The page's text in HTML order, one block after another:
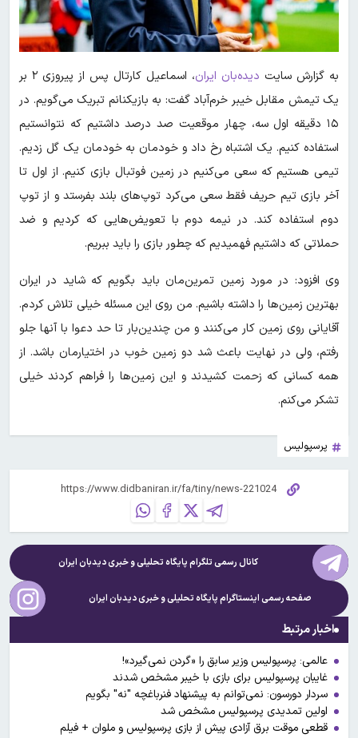
به گزارش سایت دیده‌بان ایران
، اسماعیل کارتال پس از پیروزی ۲ بر
یک تیمش مقابل خیبر خرم‌آباد گفت: به بازیکنانم تبریک می‌گویم. در
۱۵ دقیقه اول سه، چهار موقعیت صد درصد داشتیم که نتوانستیم
استفاده کنیم. یک اشتباه رخ داد و خودمان به خودمان یک گل زدیم.
تیمی هستیم که سعی می‌کنیم در زمین فوتبال بازی کنیم. از اول تا
آخر بازی تیم حریف فقط سعی می‌کرد توپ‌های بلند بفرستد و از توپ
دوم استفاده کند. در نیمه دوم با تعویض‌هایی که کردیم و ضد
حملاتی که داشتیم فهمیدیم که چطور بازی را باید ببریم.
وی افزود: در مورد زمین تمرین‌مان باید بگویم که شاید در ایران
بهترین زمین‌ها را داشته باشیم. من روی این مسئله خیلی تلاش کردم.
آقایانی روی زمین کار می‌کنند و من چندین‌بار تا حد دعوا با آنها جلو
رفتم، ولی در نهایت باعث شد دو زمین خوب در اختیارمان باشد. از
همه کسانی که زحمت کشیدند و این زمین‌ها را فراهم کردند خیلی
تشکر می‌کنم.
پرسپولیس
کانال رسمی تلگرام پایگاه تحلیلی و خبریدیدبان ایران
صفحه رسمی اینستاگرام پایگاه تحلیلی و خبریدیدبان ایران
اخبار مرتبط
عالمی: پرسپولیس وزیر سابق را «گردن نمی‌گیرد»!
غایبان پرسپولیس برای بازی با خیبر مشخص شدند
سردار دورسون: نمی‌توانم به پیشنهاد فنرباغچه "نه" بگویم
اولین تمدیدی پرسپولیس مشخص شد
قطعی موقت برق آزادی پیش از بازی پرسپولیس و ملوان + فیلم